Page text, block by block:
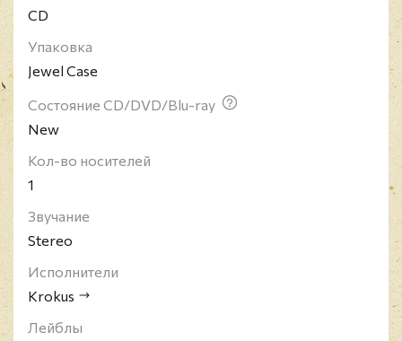
CD
Упаковка
Jewel Case
Состояние CD/DVD/Blu-ray
New
Кол-во носителей
1
Звучание
Stereo
Исполнители
Krokus
Лейблы